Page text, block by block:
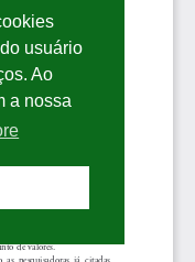
usuário
Ao
a nossa